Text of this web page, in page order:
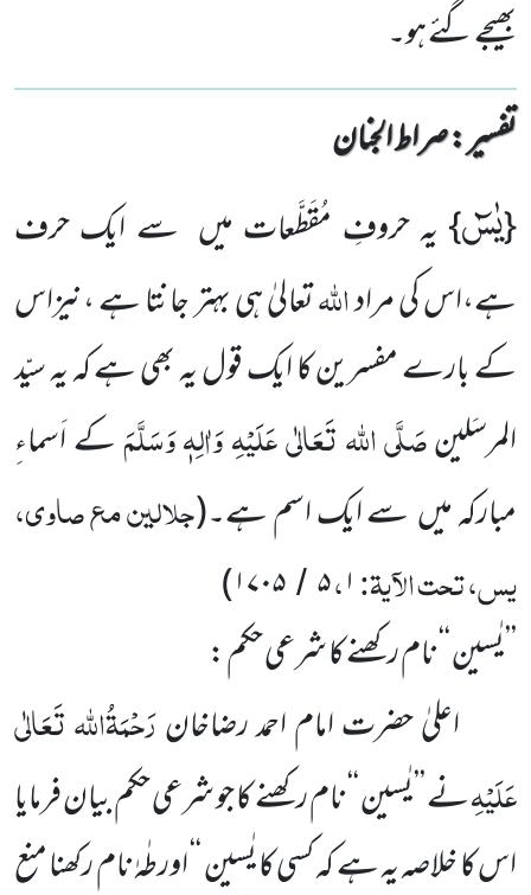
بھیجے گئے ہو۔
تفسیر : ‎صراط الجنان
{یٰسٓ} یہ حروفِ مُقَطَّعات میں سے ایک حرف
ہے،اس کی مراداللہتعالیٰ ہی بہتر جانتا ہے ،نیزاس
کے بارے مفسرین کا ایک قول یہ بھی ہے کہ یہ سیّد
المرسَلینصَلَّی اللہ تَعَالٰی عَلَیْہِ وَاٰلِہٖ وَسَلَّمَکے اَسماءِ
مبارکہ میں سے ایک اسم ہے۔(جلالین مع صاوی،
یس، تحت الآیۃ:۱،۵ / ۱۷۰۵)
’’یٰسین ‘‘ نام رکھنے کا شرعی حکم :
اعلیٰ حضرت امام احمد رضاخانرَحْمَۃُاللہ تَعَالٰی
عَلَیْہِنے ’’یٰسین ‘‘ نام رکھنے کا جو شرعی حکم بیان فرمایا
اس کا خلاصہ یہ ہے کہ کسی کا یٰسین ‘‘ اورطٰہٰ نام رکھنا منع